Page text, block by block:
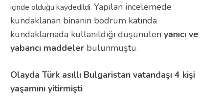
içinde olduğu kaydedildi. Yapılan incelemede
kundaklanan binanın bodrum katında
kundaklamada kullanıldığı düşünülen yanıcı ve
yabancı maddelerbulunmuştu.
Olayda Türk asıllı Bulgaristan vatandaşı 4 kişi
yaşamını yitirmişti